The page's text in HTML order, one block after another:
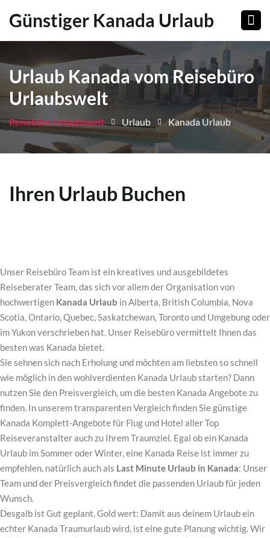
Günstiger Kanada Urlaub
Urlaub Kanada vom Reisebüro
Urlaubswelt
Reisebüro Urlaubswelt Urlaub Kanada Urlaub
Ihren Urlaub Buchen
Unser Reisebüro Team ist ein kreatives und ausgebildetes
Reiseberater Team, das sich vor allem der Organisation von
hochwertigen Kanada Urlaub in Alberta, British Columbia, Nova
Scotia, Ontario, Quebec, Saskatchewan, Toronto und Umgebung oder
im Yukon verschrieben hat. Unser Reisebüro vermittelt Ihnen das
besten was Kanada bietet.
Sie sehnen sich nach Erholung und möchten am liebsten so schnell
wie möglich in den wohlverdienten Kanada Urlaub starten? Dann
nutzen Sie den Preisvergleich, um die besten Kanada Angebote zu
finden. In unserem transparenten Vergleich finden Sie günstige
Kanada Komplett-Angebote für Flug und Hotel aller Top
Reiseveranstalter auch zu Ihrem Traumziel. Egal ob ein Kanada
Urlaub im Sommer oder Winter, eine Kanada Reise ist immer zu
empfehlen, natürlich auch als Last Minute Urlaub in Kanada: Unser
Team und der Preisvergleich findet die passenden Urlaub für jeden
Wunsch.
Desgalb ist Gut geplant, Gold wert: Damit aus deinem Urlaub ein
echter Kanada Traumurlaub wird, ist eine gute Planung wichtig. Wir